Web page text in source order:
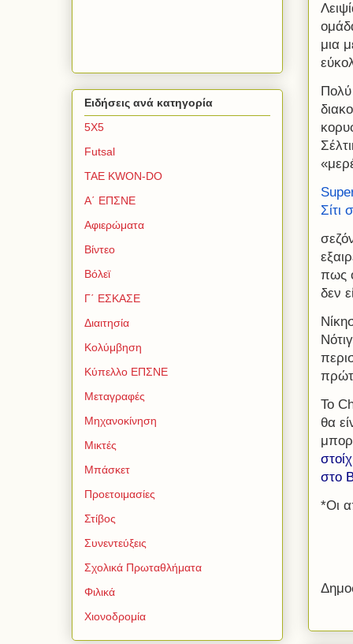
μια
Σίτι
πως
δεν
Το
θα
στο
*Οι
Ειδήσεις ανά κατηγορία
5Χ5
Futsal
TAE KWON-DO
Α΄ ΕΠΣΝΕ
Αφιερώματα
Βίντεο
Βόλεϊ
Γ΄ ΕΣΚΑΣΕ
Διαιτησία
Κολύμβηση
Κύπελλο ΕΠΣΝΕ
Μεταγραφές
Μηχανοκίνηση
Μικτές
Μπάσκετ
Προετοιμασίες
Στίβος
Συνεντεύξεις
Σχολικά Πρωταθλήματα
Φιλικά
Χιονοδρομία